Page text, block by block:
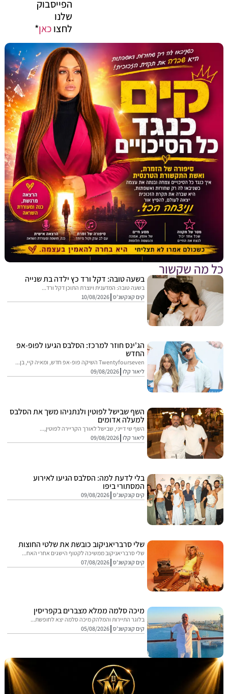
הפייסבוק
לחצוכאן*
שקשור
בשעה טובה: דקל ורד כץ ילדה בת שנייה
בשעה טובה: המדענית ויוצרת התוכן דקל ורד...
קים קונקשנ'ס 10/08/2026
הג'ינס חוזר למרכז: הסלבס הגיעו לפופ-אפ
החדש
Twentyfourseven השיקה פופ-אפ חדש, ומאיה קיי, בן...
ליאור קלו 09/08/2026
השף שבישל לפוטין ולנתניהו משך את הסלבס
למעלה אדומים
השף שי דייני, שבישל לאורך הקריירה לפוטין,...
ליאור קלו 09/08/2026
בלי לדעת למה: הסלבס הגיעו לאירוע
המסתורי ביפו
קים קונקשנ'ס 09/08/2026
שלי סרבריאניקוב כובשת את שלטי החוצות
שלי סרבריאניקוב ממשיכה לקטוף הישגים אחרי האח...
קים קונקשנ'ס 07/08/2026
מיכה סלמה ממלא מצברים בקפריסין
בלוגר התיירות והמלהק מיכה סלמה יצא לחופשת...
קים קונקשנ'ס 05/08/2026